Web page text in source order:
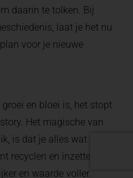
daarin te tolken. Bij
laat je het nu
voor je nieuwe
en bloei is, het stopt
Het magische van
is dat je alles wat het
recyclen en inzetten. Zo
en waarde voller.